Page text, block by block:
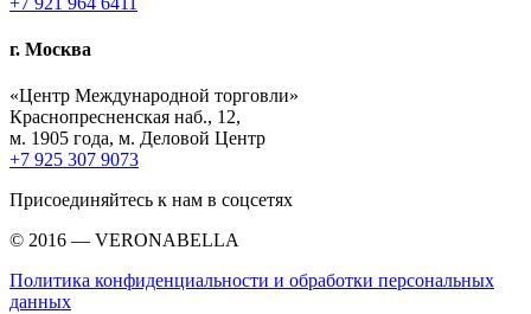
г. Москва
«Центр Международной торговли»
Краснопресненская наб., 12,
м. 1905 года, м. Деловой Центр
+7 925 307 9073
Присоединяйтесь к нам в соцсетях
© 2016 — VERONABELLA
Политика конфиденциальности и обработки персональных
данных